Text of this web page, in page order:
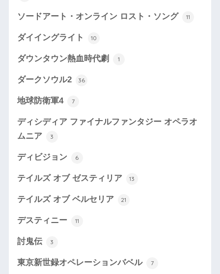
ソードアート・オンライン ロスト・ソング 11
ダイイングライト 10
ダウンタウン熱血時代劇 1
ダークソウル2 36
地球防衛軍4 7
ディシディア ファイナルファンタジー オペラオ
ムニア
3
ディビジョン 6
テイルズ オブ ゼスティリア 13
テイルズ オブ ベルセリア 21
デスティニー 11
討鬼伝 3
東京新世録オペレーションバベル 7